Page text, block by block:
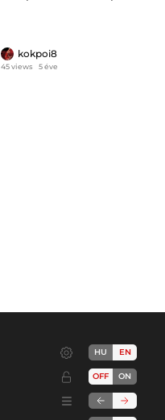
kokpoi8
45 views 5 éve
HU EN
OFF ON